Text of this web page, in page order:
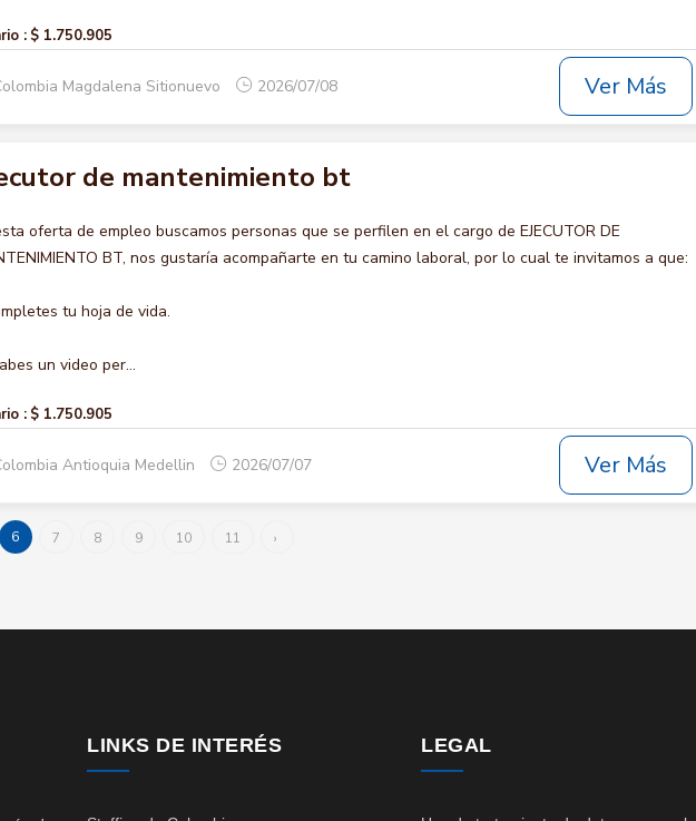
: $ 1.750.905
Magdalena Sitionuevo 2026/07/08 Ver Más
de mantenimiento bt
oferta de empleo buscamos personas que se perfilen en el cargo de EJECUTOR DE
BT, nos gustaría acompañarte en tu camino laboral, por lo cual te invitamos a que:
tu hoja de vida.
un video per...
: $ 1.750.905
Antioquia Medellin 2026/07/07 Ver Más
6 7 8 9 10 11 ›
LINKS DE INTERÉS LEGAL